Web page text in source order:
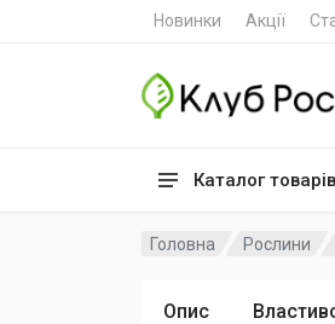
Новинки Акції
Каталог товарів
Головна Рослини
Опис